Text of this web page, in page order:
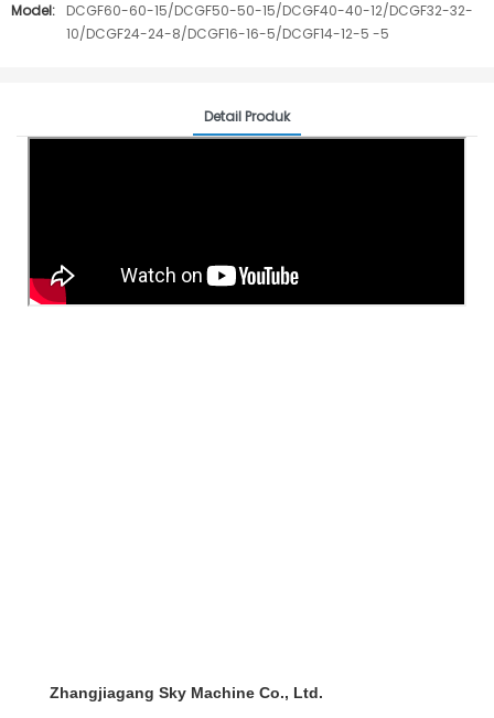
Model:
DCGF60-60-15/DCGF50-50-15/DCGF40-40-12/DCGF32-32-
10/DCGF24-24-8/DCGF16-16-5/DCGF14-12-5 -5
Detail Produk
Zhangjiagang Sky Machine Co., Ltd.